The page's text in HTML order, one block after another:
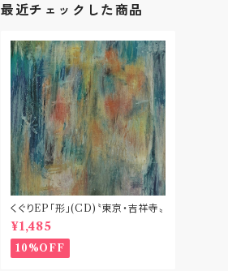
最近チェックした商品
くぐりEP「形」(CD)〝東京・吉祥寺〟
¥1,485
10%OFF